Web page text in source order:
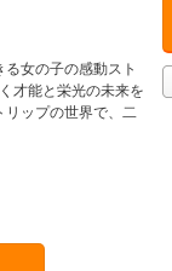
女の子の感動スト
才能と栄光の未来を
リップの世界で、二